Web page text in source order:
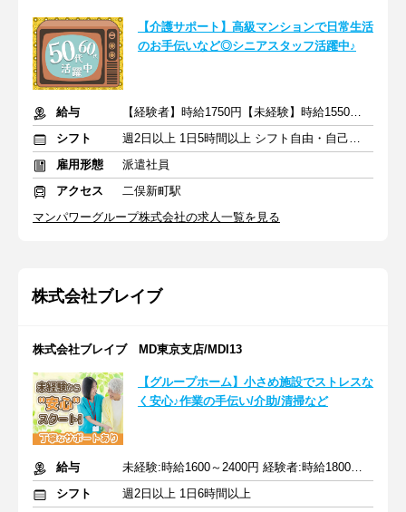
【介護サポート】高級マンションで日常生活
のお手伝いなど◎シニアスタッフ活躍中♪
給与
【経験者】時給1750円【未経験】時給1550円 ※交通費全額
シフト
週2日以上 1日5時間以上 シフト自由・自己申告
雇用形態
派遣社員
アクセス
二俣新町駅
マンパワーグループ株式会社の求人一覧を見る
株式会社ブレイブ
株式会社ブレイブ MD東京支店/MDI13
【グループホーム】小さめ施設でストレスな
く安心♪作業の手伝い/介助/清掃など
給与
未経験:時給1600～2400円 経験者:時給1800～2700円+交通費全額
シフト
週2日以上 1日6時間以上